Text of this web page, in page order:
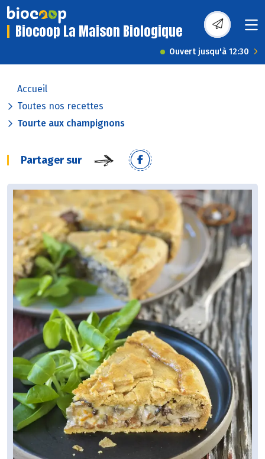
Biocoop La Maison Biologique
Ouvert jusqu'à 12:30
Accueil
Toutes nos recettes
Tourte aux champignons
Partager sur